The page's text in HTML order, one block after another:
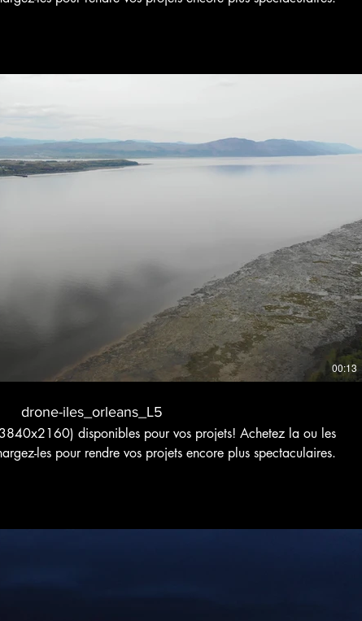
00:13
drone-iles_orleans_L5
disponibles pour vos projets! Achetez la ou les
les pour rendre vos projets encore plus spectaculaires.